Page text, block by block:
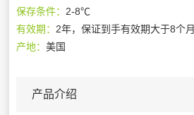
保存条件： 2-8℃
有效期： 2年，保证到手有效期大于8个月
产地：美国
产品介绍